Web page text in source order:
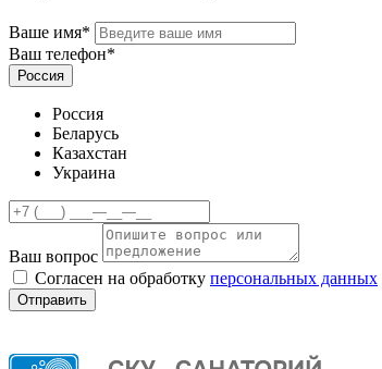
Ваше имя*
Ваш телефон*
Россия
Россия
Беларусь
Казахстан
Украина
Ваш вопрос
Согласен на обработку персональных данных
Отправить